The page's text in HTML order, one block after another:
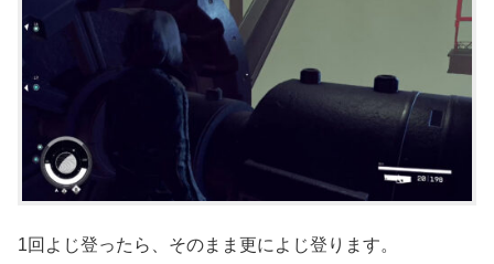
1回よじ登ったら、そのまま更によじ登ります。